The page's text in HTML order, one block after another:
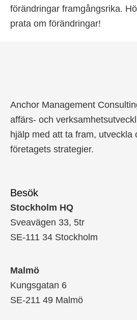
förändringar framgångsrika.
prata om förändringar!
Anchor Management
affärs- och
hjälp med att ta fram, utveckla
företagets strategier.
Besök
Stockholm HQ
Sveavägen 33, 5tr
SE-111 34 Stockholm
Malmö
Kungsgatan 6
SE-211 49 Malmö